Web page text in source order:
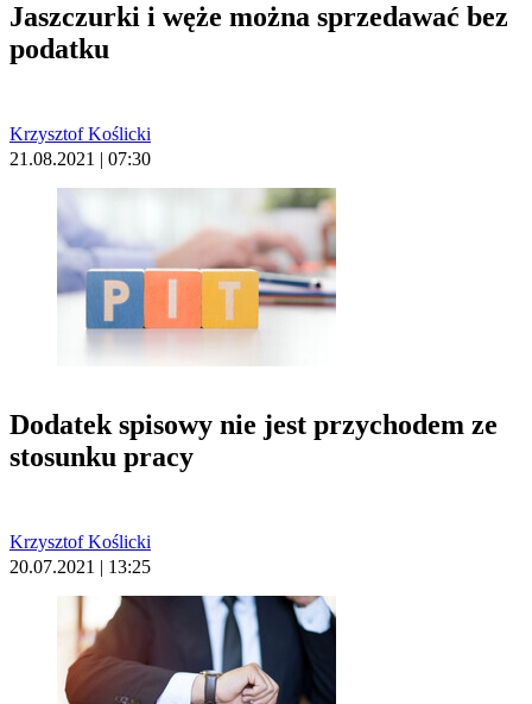
Jaszczurki i węże można sprzedawać bez
podatku
Krzysztof Koślicki
21.08.2021 | 07:30
Dodatek spisowy nie jest przychodem ze
stosunku pracy
Krzysztof Koślicki
20.07.2021 | 13:25